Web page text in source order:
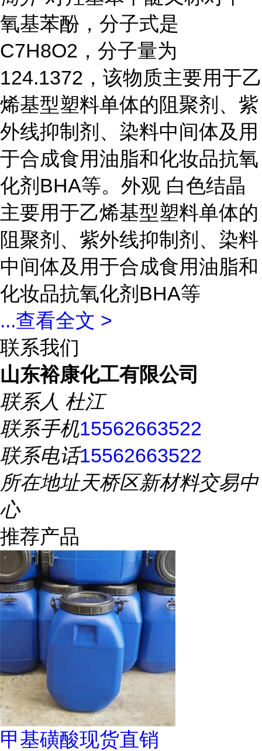
氧基苯酚，分子式是
C7H8O2，分子量为
124.1372，该物质主要用于乙
烯基型塑料单体的阻聚剂、紫
外线抑制剂、染料中间体及用
于合成食用油脂和化妆品抗氧
化剂BHA等。外观 白色结晶
主要用于乙烯基型塑料单体的
阻聚剂、紫外线抑制剂、染料
中间体及用于合成食用油脂和
化妆品抗氧化剂BHA等
...查看全文 >
联系我们
山东裕康化工有限公司
联系人 杜江
联系手机15562663522
联系电话15562663522
所在地址天桥区新材料交易中
心
推荐产品
甲基磺酸现货直销